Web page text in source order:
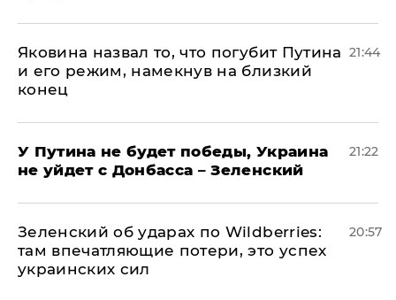
Яковина назвал то, что погубит Путина
и его режим, намекнув на близкий
конец
21:44
У Путина не будет победы, Украина
не уйдет с Донбасса – Зеленский
21:22
Зеленский об ударах по Wildberries:
там впечатляющие потери, это успех
украинских сил
20:57